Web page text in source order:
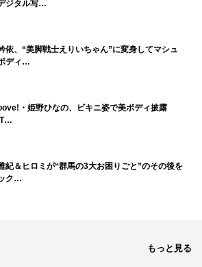
ジタル写…
依、“美脚戦士えりいちゃん”に変身してマシュ
ディ…
・姫野ひなの、ビキニ姿で美ボディ披露
紀＆ヒロミが“群馬の3大お困りごと”のその後を
ク…
もっと見る